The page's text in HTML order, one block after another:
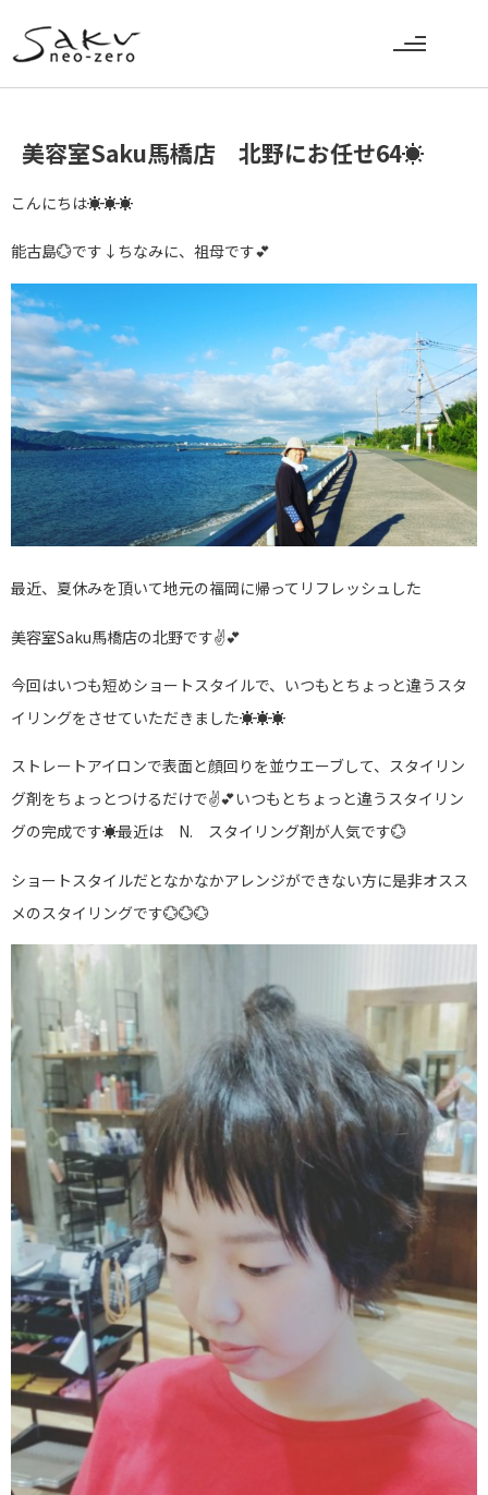
美容室Saku馬橋店 北野にお任せ64☀
こんにちは☀☀☀
能古島💮です↓ちなみに、祖母です💕
最近、夏休みを頂いて地元の福岡に帰ってリフレッシュした
美容室Saku馬橋店の北野です✌💕
今回はいつも短めショートスタイルで、いつもとちょっと違うスタ
イリングをさせていただきました☀☀☀
ストレートアイロンで表面と顔回りを並ウエーブして、スタイリン
グ剤をちょっとつけるだけで✌💕いつもとちょっと違うスタイリン
グの完成です☀最近は N. スタイリング剤が人気です💮
ショートスタイルだとなかなかアレンジができない方に是非オスス
メのスタイリングです💮💮💮